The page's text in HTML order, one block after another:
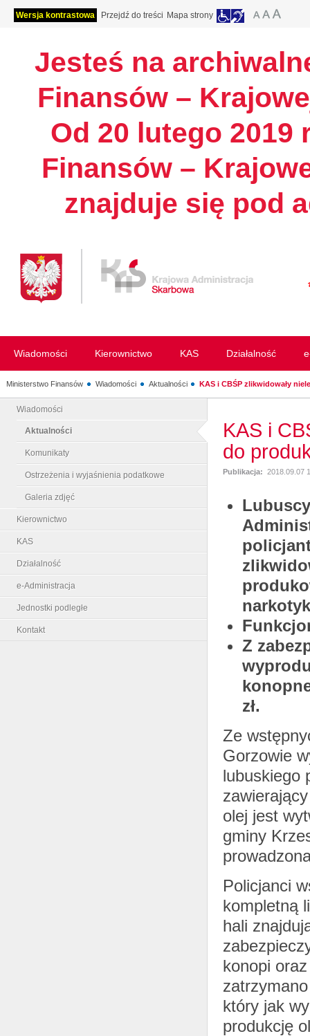
Wersja kontrastowa Przejdź do treści Mapa strony
Jesteś na
Finansów –
Od 20 lutego 2019
Finansów –
znajduje się pod
Wiadomości Kierownictwo KAS Działalność
Ministerstwo Finansów Wiadomości Aktualności KAS i CBŚP zlikwidowały
Wiadomości
Aktualności
Komunikaty
Ostrzeżenia i wyjaśnienia podatkowe
Galeria zdjęć
Kierownictwo
KAS
Działalność
e-Administracja
Jednostki podległe
Kontakt
KAS i
do
Publikacja: 2018.09.07
Z
zł.
Ze
Gorzowie
lubuskiego
olej jest
gminy
Policjanci
kompletną
hali
konopi
który jak
produkcję